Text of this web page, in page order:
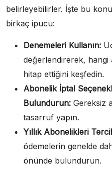
belirleyebilirler. İşte bu
birkaç ipucu:
Denemeleri Kullanın:
değerlendirerek, hangi
hitap ettiğini keşfedin.
Abonelik İptal
Bulundurun: Gereksiz
tasarruf yapın.
Yıllık Abonelikleri
ödemelerin genelde
önünde bulundurun.